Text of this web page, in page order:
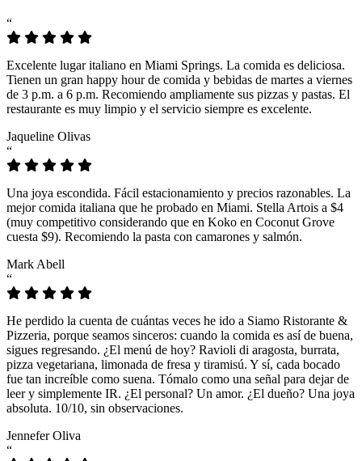
“
Excelente lugar italiano en Miami Springs. La comida es deliciosa.
Tienen un gran happy hour de comida y bebidas de martes a viernes
de 3 p.m. a 6 p.m. Recomiendo ampliamente sus pizzas y pastas. El
restaurante es muy limpio y el servicio siempre es excelente.
Jaqueline Olivas
“
Una joya escondida. Fácil estacionamiento y precios razonables. La
mejor comida italiana que he probado en Miami. Stella Artois a $4
(muy competitivo considerando que en Koko en Coconut Grove
cuesta $9). Recomiendo la pasta con camarones y salmón.
Mark Abell
“
He perdido la cuenta de cuántas veces he ido a Siamo Ristorante &
Pizzeria, porque seamos sinceros: cuando la comida es así de buena,
sigues regresando. ¿El menú de hoy? Ravioli di aragosta, burrata,
pizza vegetariana, limonada de fresa y tiramisú. Y sí, cada bocado
fue tan increíble como suena. Tómalo como una señal para dejar de
leer y simplemente IR. ¿El personal? Un amor. ¿El dueño? Una joya
absoluta. 10/10, sin observaciones.
Jennefer Oliva
“